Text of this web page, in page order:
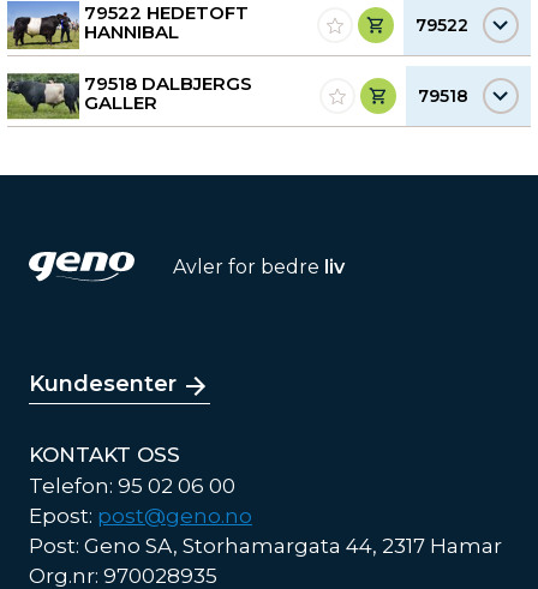
79522 HEDETOFT
HANNIBAL
79522
79518 DALBJERGS
GALLER
79518
Avler for bedre liv
Kundesenter
KONTAKT OSS
Telefon: 95 02 06 00
Epost: post@geno.no
Post: Geno SA, Storhamargata 44, 2317 Hamar
Org.nr: 970028935